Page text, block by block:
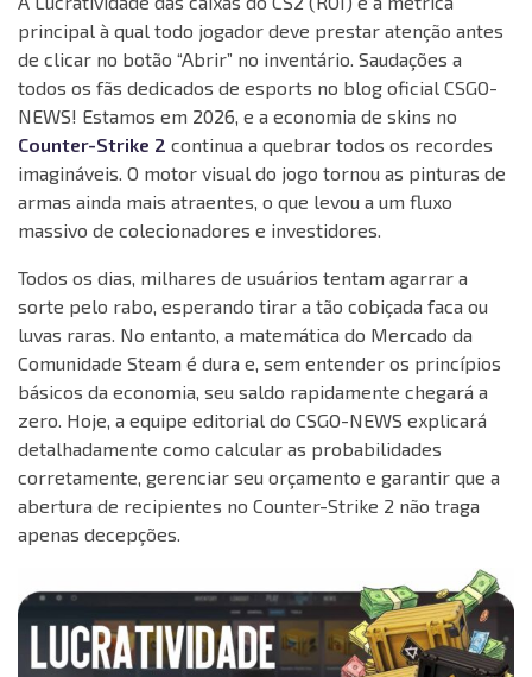
principal à qual todo jogador deve prestar atenção antes
de clicar no botão “Abrir” no inventário. Saudações a
todos os fãs dedicados de esports no blog oficial CSGO-
NEWS! Estamos em 2026, e a economia de skins no
Counter-Strike 2 continua a quebrar todos os recordes
imagináveis. O motor visual do jogo tornou as pinturas de
armas ainda mais atraentes, o que levou a um fluxo
massivo de colecionadores e investidores.
Todos os dias, milhares de usuários tentam agarrar a
sorte pelo rabo, esperando tirar a tão cobiçada faca ou
luvas raras. No entanto, a matemática do Mercado da
Comunidade Steam é dura e, sem entender os princípios
básicos da economia, seu saldo rapidamente chegará a
zero. Hoje, a equipe editorial do CSGO-NEWS explicará
detalhadamente como calcular as probabilidades
corretamente, gerenciar seu orçamento e garantir que a
abertura de recipientes no Counter-Strike 2 não traga
apenas decepções.